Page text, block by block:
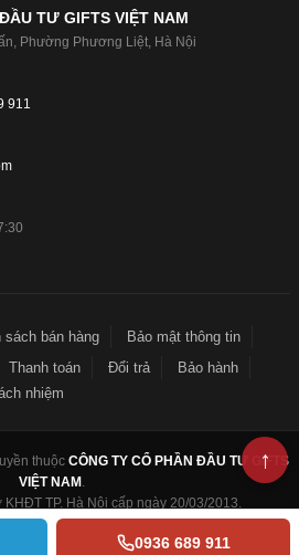
TƯ GIFTS VIỆT NAM
, Phường Phương Liệt, Hà Nội
911
sách bán hàng
Bảo mật thông tin
Thanh toán Đổi trả
Bảo hành
nhiệm
thuộc CÔNG TY CỔ PHẦN ĐẦU TƯ GIFTS
VIỆT NAM .
KHĐT TP. Hà Nội cấp ngày 20/03/2013.
0936 689 911